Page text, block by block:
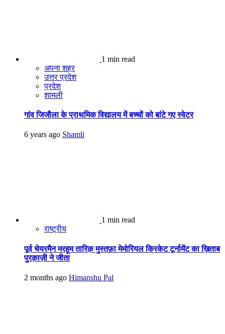
1 min read
अपना शहर
उत्तर प्रदेश
प्रदेश
शामली
गांव जिजौला के प्राथमिक विद्यालय में बच्चों को बांटे गए स्वेटर
6 years ago Shamli
1 min read
राष्ट्रीय
पूर्व चेयरमैन मरहूम तारिक़ मुस्तफ़ा मेमोरियल क्रिकेट टूर्नामेंट का ख़िताब
पुरक़ाज़ी ने जीता
2 months ago Himanshu Pal